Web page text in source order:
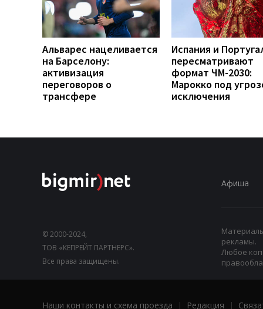
Альварес нацеливается
на Барселону:
активизация
переговоров о
трансфере
Испания и
пересматривают
формат ЧМ-2030:
Марокко под
исключения
© 2000-2024,
ТОВ «КЕПРЕЙТ ПАРТНЕРС».
Все права защищены.
Афиша
рекламы.
Любое
Наши контакты и схема проезда | Редакция |